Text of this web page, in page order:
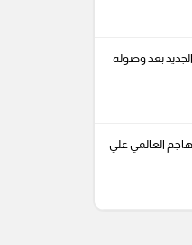
بعد وصوله
العالمي علي